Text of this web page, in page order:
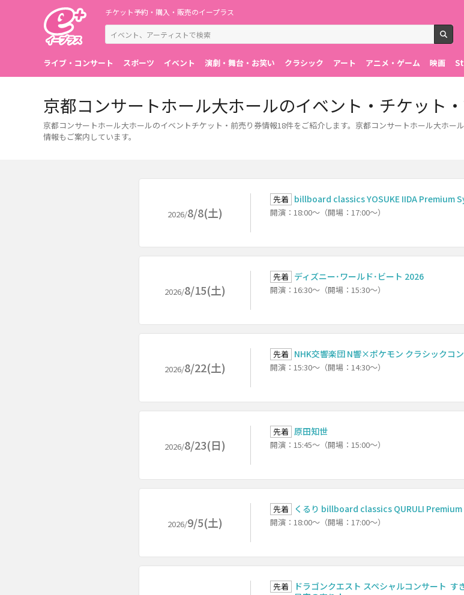
チケット予約・購入・販売のイープラス
検
ライブ・コンサート スポーツ イベント 演劇・舞台・お笑い クラシック アート アニメ・ゲーム 映画
京都コンサートホール大ホールのイベント・チケット
京都コンサートホール大ホールのイベントチケット・前売り券情報18件をご紹介します。京都コンサートホール大ホー
情報もご案内しています。
2026/8/8(土)
先着 billboard classics YOSUKE IIDA Premium
開演：18:00～（開場：17:00～）
2026/8/15(土)
先着 ディズニー･ワールド･ビート 2026
開演：16:30～（開場：15:30～）
2026/8/22(土)
先着 NHK交響楽団 N響×ポケモン クラシックコ
開演：15:30～（開場：14:30～）
2026/8/23(日)
先着 原田知世
開演：15:45～（開場：15:00～）
2026/9/5(土)
先着 くるり billboard classics QURULI
開演：18:00～（開場：17:00～）
先着
ドラゴンクエスト スペシャルコンサート す